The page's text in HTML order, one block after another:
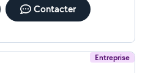
Contacter
Entreprise